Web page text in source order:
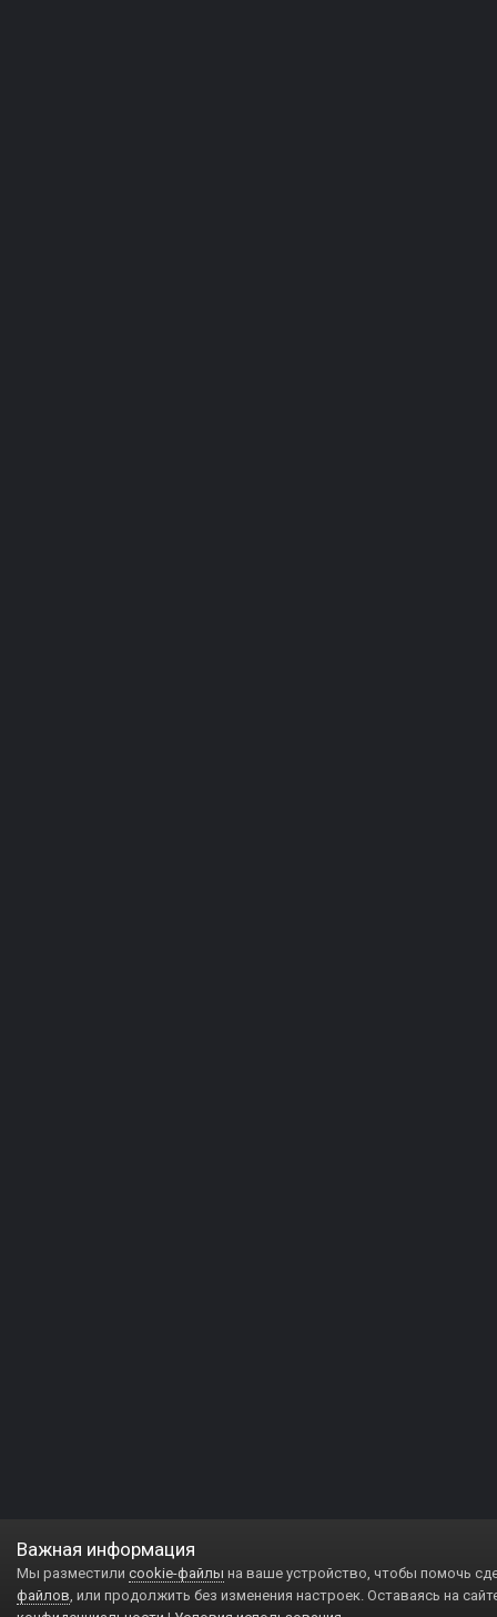
Важная информация
Мы разместили cookie-файлы на ваше устройство, чтобы помочь
файлов, или продолжить без изменения настроек. Оставаясь на